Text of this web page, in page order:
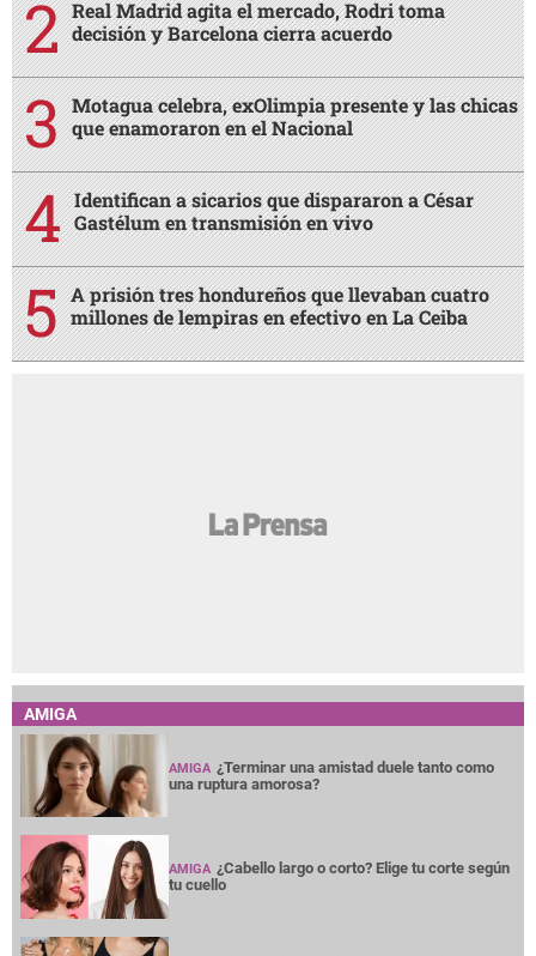
Real Madrid agita el mercado, Rodri toma
decisión y Barcelona cierra acuerdo
Motagua celebra, exOlimpia presente y las chicas
que enamoraron en el Nacional
Identifican a sicarios que dispararon a César
Gastélum en transmisión en vivo
A prisión tres hondureños que llevaban cuatro
millones de lempiras en efectivo en La Ceiba
AMIGA
AMIGA ¿Terminar una amistad duele tanto como
una ruptura amorosa?
AMIGA ¿Cabello largo o corto? Elige tu corte según
tu cuello